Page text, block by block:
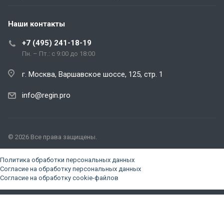
Наши контакты
+7 (495) 241-18-19
Пн. – Пт.: с 9:00 до 18:00
г. Москва, Варшавское шоссе, 125, стр. 1
info@regin.pro
© 2026 Все права защищены.
Политика обработки персональных данных
Согласие на обработку персональных данных
Согласие на обработку cookie-файлов